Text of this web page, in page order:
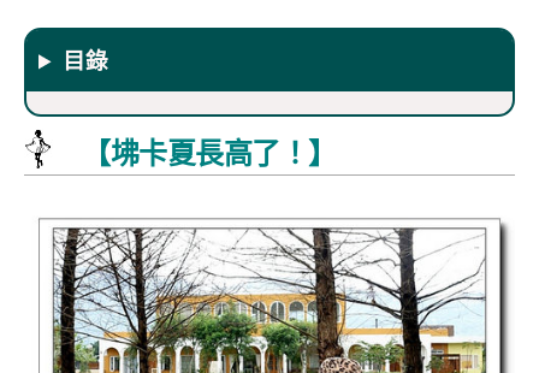
目錄
【坲卡夏長高了！】